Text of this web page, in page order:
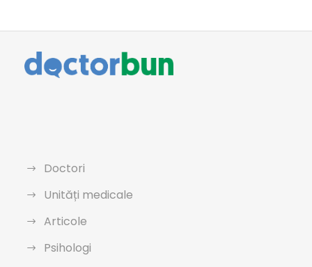
Doctori
Unități medicale
Articole
Psihologi